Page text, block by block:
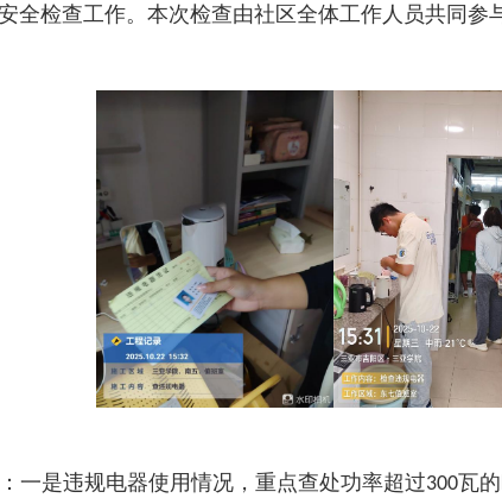
全检查工作。本次检查由社区全体工作人员共同
一是违规电器使用情况，重点查处功率超过300瓦